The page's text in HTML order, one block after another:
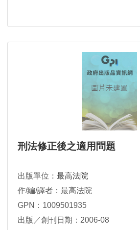
刑法修正後之適用問題
出版單位： 最高法院
作/編/譯者：最高法院
GPN：1009501935
出版／創刊日期：2006-08